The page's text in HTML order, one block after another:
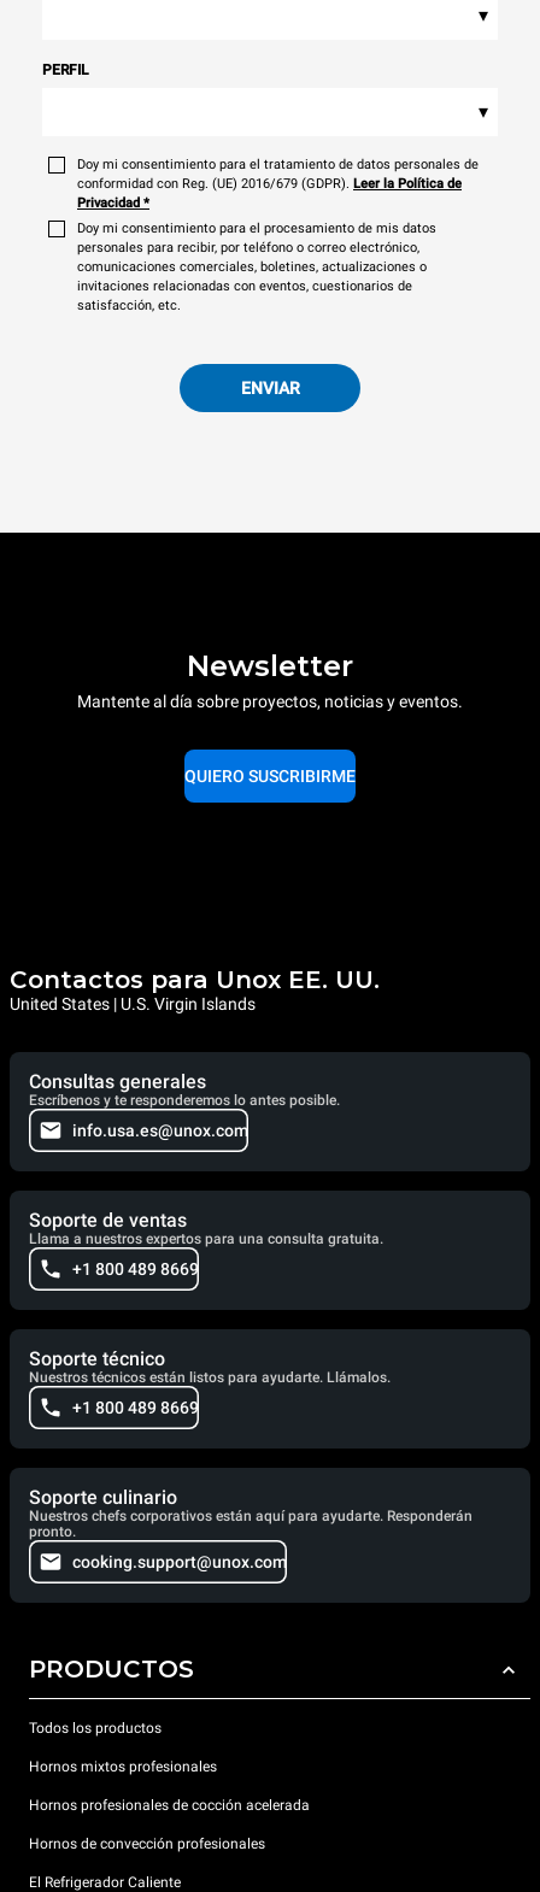
▾
PERFIL
▾
Doy mi consentimiento para el tratamiento de datos personales de
conformidad con Reg. (UE) 2016/679 (GDPR). Leer la Política de
Privacidad *
Doy mi consentimiento para el procesamiento de mis datos
personales para recibir, por teléfono o correo electrónico,
comunicaciones comerciales, boletines, actualizaciones o
invitaciones relacionadas con eventos, cuestionarios de
satisfacción, etc.
ENVIAR
Newsletter
Mantente al día sobre proyectos, noticias y eventos.
QUIERO SUSCRIBIRME
Contactos para Unox EE. UU.
United States | U.S. Virgin Islands
Consultas generales
Escríbenos y te responderemos lo antes posible.
info.usa.es@unox.com
Soporte de ventas
Llama a nuestros expertos para una consulta gratuita.
+1 800 489 8669
Soporte técnico
Nuestros técnicos están listos para ayudarte. Llámalos.
+1 800 489 8669
Soporte culinario
Nuestros chefs corporativos están aquí para ayudarte. Responderán
pronto.
cooking.support@unox.com
PRODUCTOS
Todos los productos
Hornos mixtos profesionales
Hornos profesionales de cocción acelerada
Hornos de convección profesionales
El Refrigerador Caliente